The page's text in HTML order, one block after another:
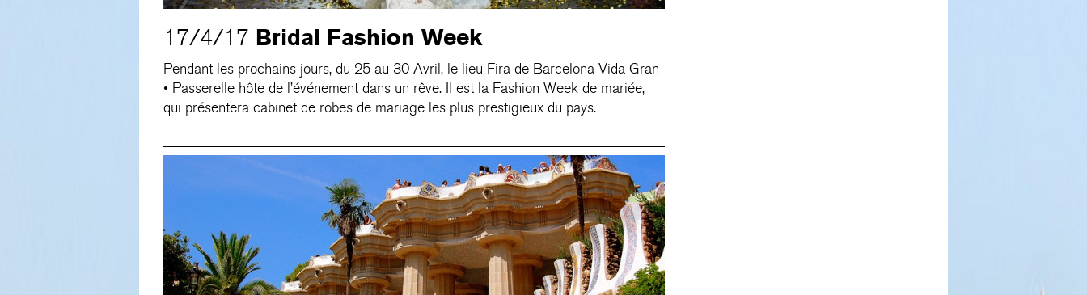
17/4/17 Bridal Fashion Week
Pendant les prochains jours, du 25 au 30 Avril, le lieu Fira de Barcelona Vida Gran
• Passerelle hôte de l’événement dans un rêve. Il est la Fashion Week de mariée,
qui présentera cabinet de robes de mariage les plus prestigieux du pays.